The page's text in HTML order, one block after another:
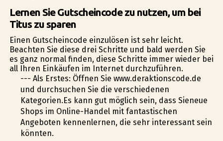
Lernen Sie Gutscheincode zu nutzen, um bei
Titus zu sparen
Einen Gutscheincode einzulösen ist sehr leicht.
Beachten Sie diese drei Schritte und bald werden Sie
es ganz normal finden, diese Schritte immer wieder bei
all Ihren Einkäufen im Internet durchzuführen.
--- Als Erstes: Öffnen Sie www.deraktionscode.de
und durchsuchen Sie die verschiedenen
Kategorien.Es kann gut möglich sein, dass Sieneue
Shops im Online-Handel mit fantastischen
Angeboten kennenlernen, die sehr interessant sein
könnten.